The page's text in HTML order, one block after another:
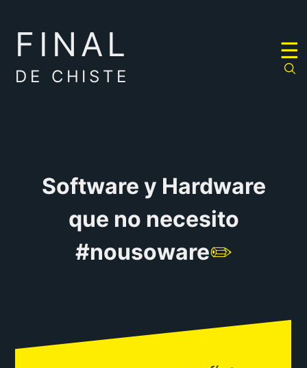
FINAL
DE CHISTE
☰
Software y Hardware
que no necesito
#nousoware✏️